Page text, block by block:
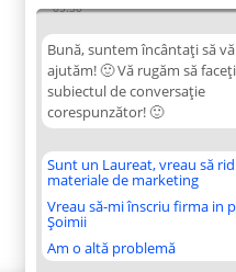
05:30
Bună, suntem încântați să vă
ajutăm! 🙂 Vă rugăm să
subiectul de conversație
corespunzător! 🙂
Sunt un Laureat, vreau să
materiale de marketing
Vreau să-mi înscriu firma in
Șoimii
Am o altă problemă